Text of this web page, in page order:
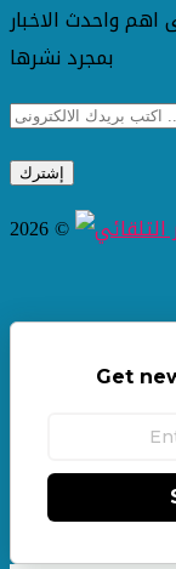
واحدث الاخبار
بمجرد نشرها
2026 ©
Get